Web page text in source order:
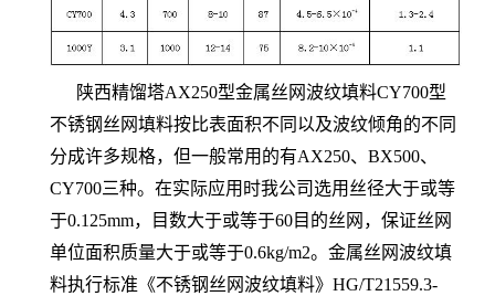
陕西精馏塔AX250型金属丝网波纹填料CY700型
不锈钢丝网填料按比表面积不同以及波纹倾角的不同
分成许多规格，但一般常用的有AX250、BX500、
CY700三种。在实际应用时我公司选用丝径大于或等
于0.125mm，目数大于或等于60目的丝网，保证丝网
单位面积质量大于或等于0.6kg/m2。金属丝网波纹填
料执行标准《不锈钢丝网波纹填料》HG/T21559.3-